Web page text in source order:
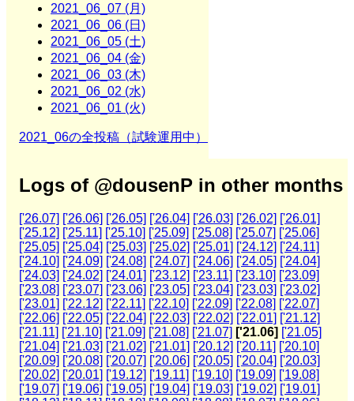
2021_06_07 (月)
2021_06_06 (日)
2021_06_05 (土)
2021_06_04 (金)
2021_06_03 (木)
2021_06_02 (水)
2021_06_01 (火)
2021_06の全投稿（試験運用中）
Logs of @dousenP in other months
['26.07] ['26.06] ['26.05] ['26.04] ['26.03] ['26.02] ['26.01]
['25.12] ['25.11] ['25.10] ['25.09] ['25.08] ['25.07] ['25.06]
['25.05] ['25.04] ['25.03] ['25.02] ['25.01] ['24.12] ['24.11]
['24.10] ['24.09] ['24.08] ['24.07] ['24.06] ['24.05] ['24.04]
['24.03] ['24.02] ['24.01] ['23.12] ['23.11] ['23.10] ['23.09]
['23.08] ['23.07] ['23.06] ['23.05] ['23.04] ['23.03] ['23.02]
['23.01] ['22.12] ['22.11] ['22.10] ['22.09] ['22.08] ['22.07]
['22.06] ['22.05] ['22.04] ['22.03] ['22.02] ['22.01] ['21.12]
['21.11] ['21.10] ['21.09] ['21.08] ['21.07] ['21.06] ['21.05]
['21.04] ['21.03] ['21.02] ['21.01] ['20.12] ['20.11] ['20.10]
['20.09] ['20.08] ['20.07] ['20.06] ['20.05] ['20.04] ['20.03]
['20.02] ['20.01] ['19.12] ['19.11] ['19.10] ['19.09] ['19.08]
['19.07] ['19.06] ['19.05] ['19.04] ['19.03] ['19.02] ['19.01]